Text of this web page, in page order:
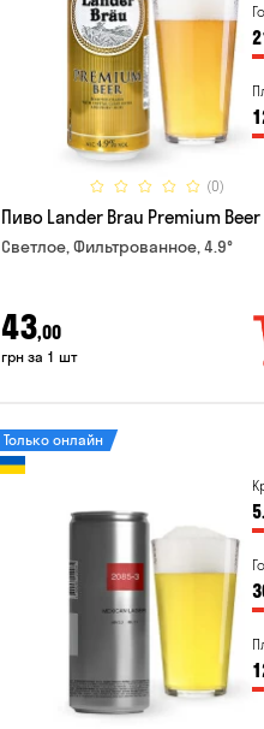
(0)
Пиво Lander Brau Premium Beer
Светлое, Фильтрованное, 4.9°
43,00
грн за 1 шт
Только онлайн